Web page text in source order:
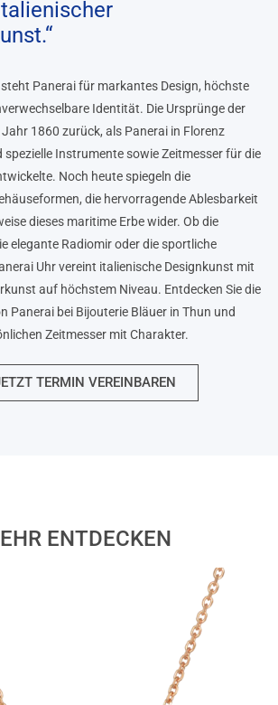
Panerai für markantes Design, höchste
Identität. Die Ursprünge der
1860 zurück, als Panerai in Florenz
Instrumente sowie Zeitmesser für die
Noch heute spiegeln die
die hervorragende Ablesbarkeit
dieses maritime Erbe wider. Ob die
elegante Radiomir oder die sportliche
Uhr vereint italienische Designkunst mit
auf höchstem Niveau. Entdecken Sie die
Panerai bei Bijouterie Bläuer in Thun und
Zeitmesser mit Charakter.
TERMIN VEREINBAREN
ENTDECKEN